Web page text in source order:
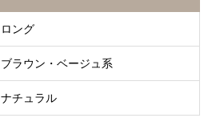
ロング
ブラウン・ベージュ系
ナチュラル